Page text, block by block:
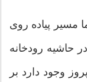
مسیر پیاده روی
حاشیه رودخانه
پروز وجود دارد بر